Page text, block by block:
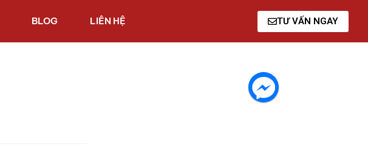
BLOG LIÊN HỆ TƯ VẤN NGAY